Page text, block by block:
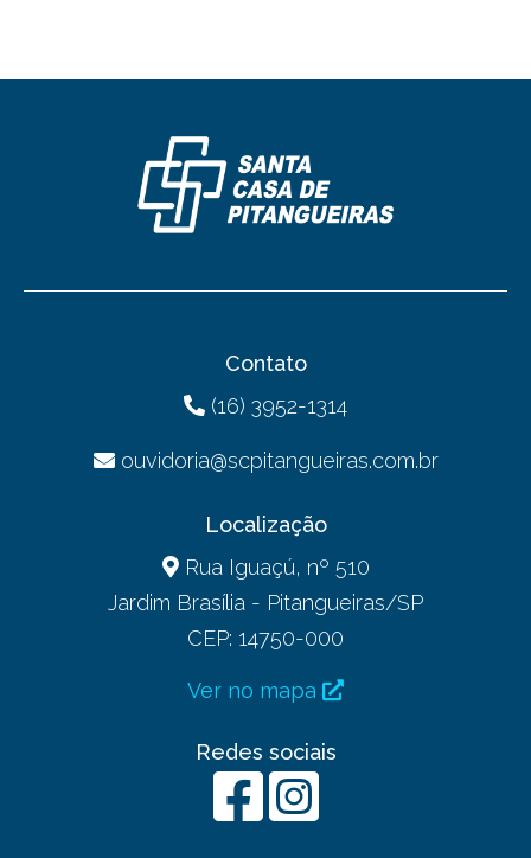
Contato
(16) 3952-1314
ouvidoria@scpitangueiras.com.br
Localização
Rua Iguaçú, nº 510
Jardim Brasília - Pitangueiras/SP
CEP: 14750-000
Ver no mapa
Redes sociais